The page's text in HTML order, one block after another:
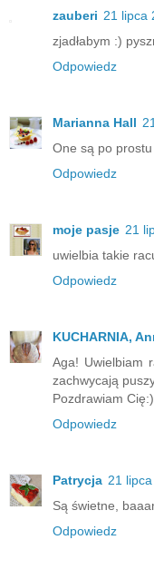
zauberi 21 lipca
zjadłabym :)
Odpowiedz
Marianna Hall
One są po
Odpowiedz
moje pasje 21
uwielbia takie
Odpowiedz
KUCHARNIA,
Aga! Uwielbiam
zachwycają
Pozdrawiam Cię:)
Odpowiedz
Patrycja 21
Są świetne,
Odpowiedz